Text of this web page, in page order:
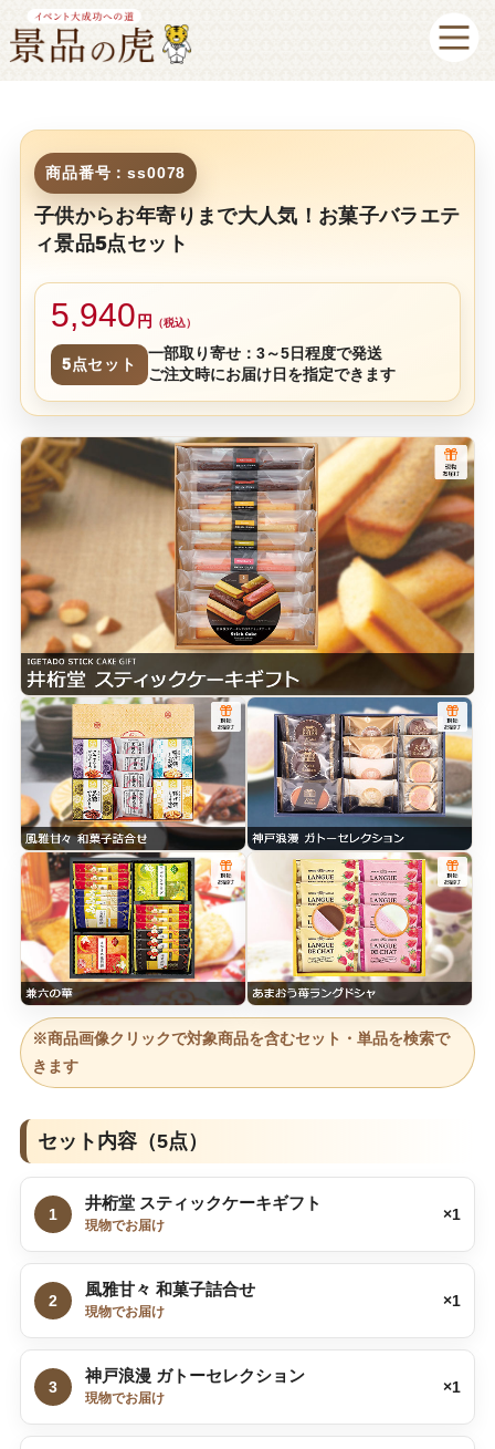
商品番号：ss0078
子供からお年寄りまで大人気！お菓子バラエテ
ィ景品5点セット
5,940 円 （税込）
5点セット
一部取り寄せ：3～5日程度で発送
ご注文時にお届け日を指定できます
※商品画像クリックで対象商品を含むセット・単品を検索で
きます
セット内容（5点）
1
井桁堂 スティックケーキギフト
現物でお届け
×1
2
風雅甘々 和菓子詰合せ
現物でお届け
×1
3
神戸浪漫 ガトーセレクション
現物でお届け
×1